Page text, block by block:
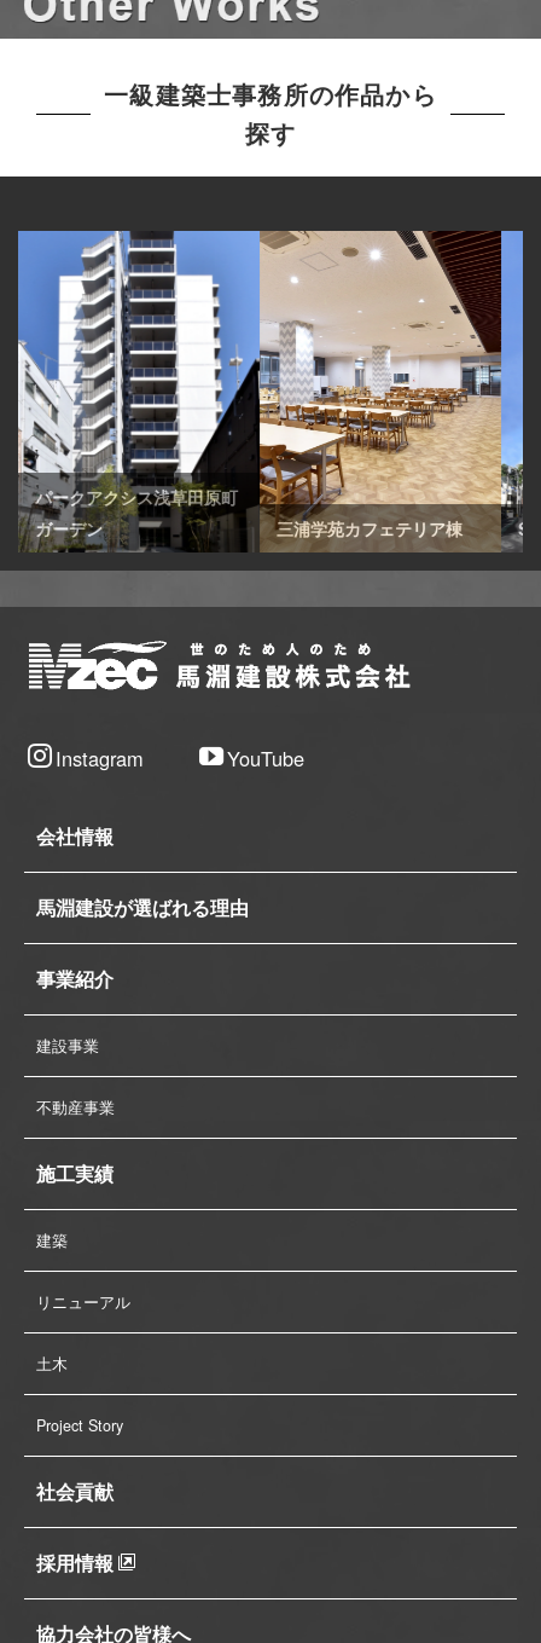
一級建築士事務所の作品から
探す
クシス浅草田原町
三浦学苑カフェテリア棟 SKY HEIGHTS
Instagram YouTube
会社情報
馬淵建設が選ばれる理由
事業紹介
建設事業
不動産事業
施工実績
建築
リニューアル
土木
Project Story
社会貢献
採用情報
協力会社の皆様へ